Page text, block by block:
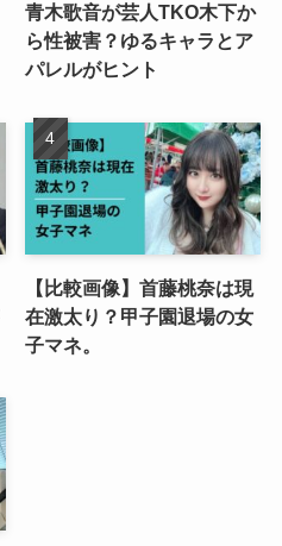
青木歌音が芸人TKO木下か
ら性被害？ゆるキャラとア
パレルがヒント
【比較画像】首藤桃奈は現
在激太り？甲子園退場の女
子マネ。